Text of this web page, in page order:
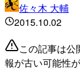
佐々木 大輔
2015.10.02
この記事は
報が古い可能性